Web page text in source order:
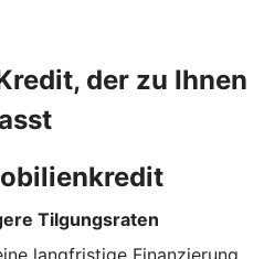
der zu Ihnen
Tilgungsraten
langfristige Finanzierung